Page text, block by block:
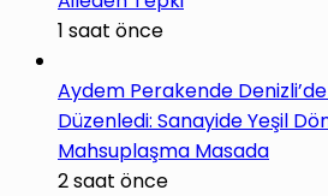
1 saat önce
Aydem Perakende Denizli’de
Düzenledi: Sanayide Yeşil
Mahsuplaşma Masada
2 saat önce